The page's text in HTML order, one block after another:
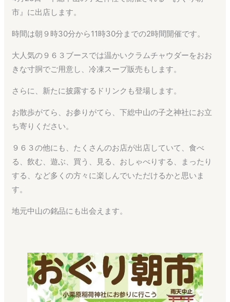
市』に出店します。
時間は朝９時30分から11時30分までの2時間開催です。
大人気の９６３ブースでは温かいクラムチャウダーをおお
きな寸胴でご用意し、冷凍スープ販売もします。
さらに、新たに披露するドリンクも登場します。
お散歩がてら、お参りがてら、下総中山の子之神社にお立
ち寄りください。
９６３の他にも、たくさんのお店が出店していて、食べ
る、飲む、遊ぶ、買う、見る、おしゃべりする、まったり
する、など多くの方々に楽しんでいただけるかと思いま
す。
地元中山の銘品にも出会えます。